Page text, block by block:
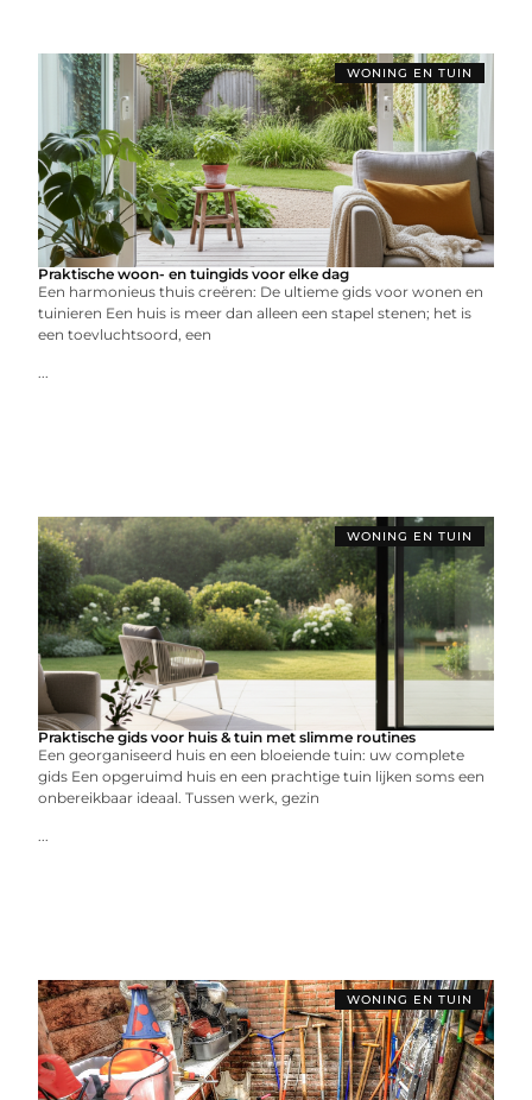
WONING EN TUIN
Praktische woon- en tuingids voor elke dag
Een harmonieus thuis creëren: De ultieme gids voor wonen en
tuinieren Een huis is meer dan alleen een stapel stenen; het is
een toevluchtsoord, een
...
WONING EN TUIN
Praktische gids voor huis & tuin met slimme routines
Een georganiseerd huis en een bloeiende tuin: uw complete
gids Een opgeruimd huis en een prachtige tuin lijken soms een
onbereikbaar ideaal. Tussen werk, gezin
...
WONING EN TUIN